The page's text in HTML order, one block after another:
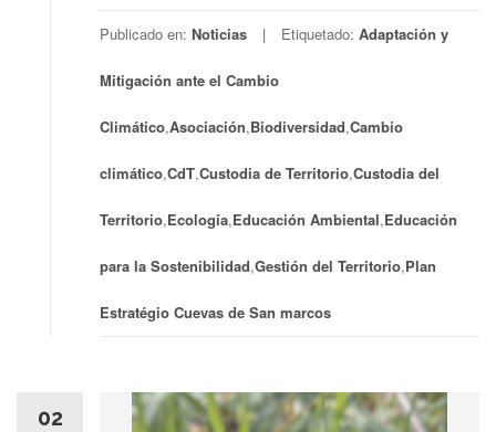
Publicado en: Noticias Etiquetado: Adaptación y
Mitigación ante el Cambio
Climático,Asociación,Biodiversidad,Cambio
climático,CdT,Custodia de Territorio,Custodia del
Territorio,Ecología,Educación Ambiental,Educación
para la Sostenibilidad,Gestión del Territorio,Plan
Estratégio Cuevas de San marcos
02